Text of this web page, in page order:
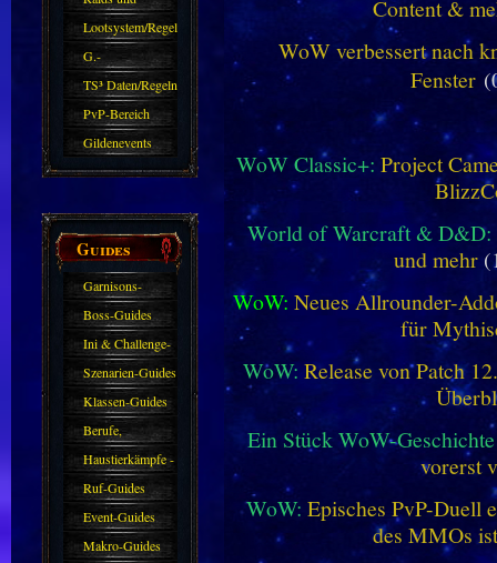
Zubehör
Lootsystem/Regeln
G.-
Sparkasse/Goldleihen
TS³ Daten/Regeln
PvP-Bereich
Gildenevents
Guides
Garnisons-
Guides
Boss-Guides
Ini & Challenge-
Guides
Szenarien-Guides
Klassen-Guides
Berufe,
Farmkarten und
Haustiere
Haustierkämpfe -
Guide
Ruf-Guides
Event-Guides
Makro-Guides
Content &
WoW verbessert nach
Fenster
WoW Classic+: Project
World of Warcraft & D&D:
und mehr
WoW: Neues Allrounder-
für
WoW:Release von Patch
Ein Stück WoW-
vorerst
WoW: Episches PvP-Duell
des MMOs